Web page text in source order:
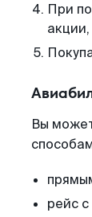
При
Вы
рейс